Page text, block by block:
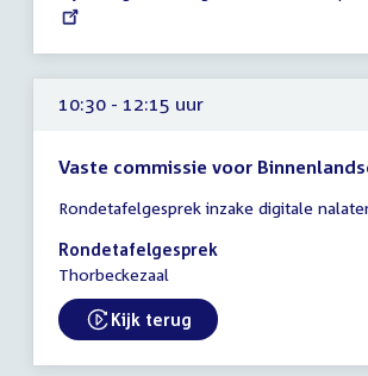
10:30 - 12:15 uur
Vaste commissie voor
vergadering
10:30
-
uur
Rondetafelgesprek inzake digitale
Rondetafelgesprek
Thorbeckezaal
External link:
Kijk terug